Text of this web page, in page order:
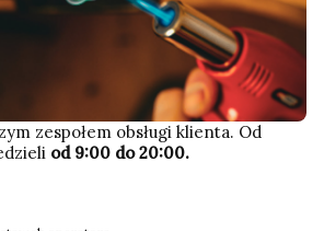
zespołem obsługi klienta. Od
od 9:00 do 20:00.